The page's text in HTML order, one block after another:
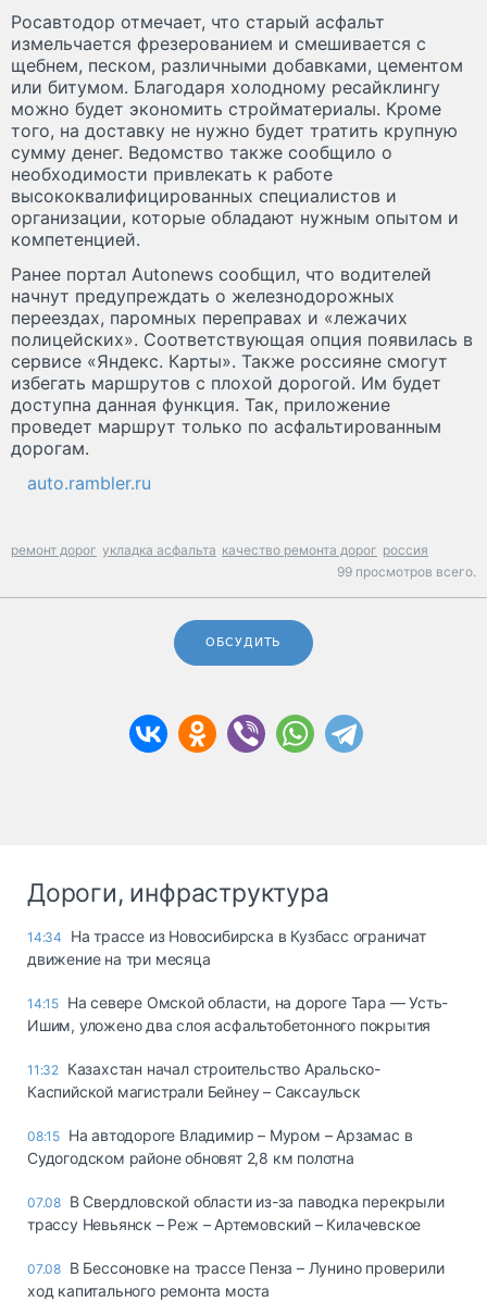
Росавтодор отмечает, что старый асфальт
измельчается фрезерованием и смешивается с
щебнем, песком, различными добавками, цементом
или битумом. Благодаря холодному ресайклингу
можно будет экономить стройматериалы. Кроме
того, на доставку не нужно будет тратить крупную
сумму денег. Ведомство также сообщило о
необходимости привлекать к работе
высококвалифицированных специалистов и
организации, которые обладают нужным опытом и
компетенцией.
Ранее портал Autonews сообщил, что водителей
начнут предупреждать о железнодорожных
переездах, паромных переправах и «лежачих
полицейских». Соответствующая опция появилась в
сервисе «Яндекс. Карты». Также россияне смогут
избегать маршрутов с плохой дорогой. Им будет
доступна данная функция. Так, приложение
проведет маршрут только по асфальтированным
дорогам.
auto.rambler.ru
ремонт дорог укладка асфальта качество ремонта дорог россия
99 просмотров всего.
ОБСУДИТЬ
Дороги, инфраструктура
14:34
На трассе из Новосибирска в Кузбасс ограничат
движение на три месяца
14:15 На севере Омской области, на дороге Тара — Усть-
Ишим, уложено два слоя асфальтобетонного покрытия
11:32 Казахстан начал строительство Аральско-
Каспийской магистрали Бейнеу – Саксаульск
08:15 На автодороге Владимир – Муром – Арзамас в
Судогодском районе обновят 2,8 км полотна
07.08 В Свердловской области из-за паводка перекрыли
трассу Невьянск – Реж – Артемовский – Килачевское
07.08 В Бессоновке на трассе Пенза – Лунино проверили
ход капитального ремонта моста